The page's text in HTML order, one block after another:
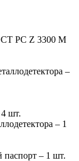
РС Z 3300 M
–
шт.
– 1
паспорт – 1 шт.